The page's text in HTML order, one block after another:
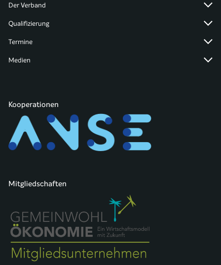
Der Verband
Qualifizierung
Termine
Medien
Kooperationen
Mitgliedschaften